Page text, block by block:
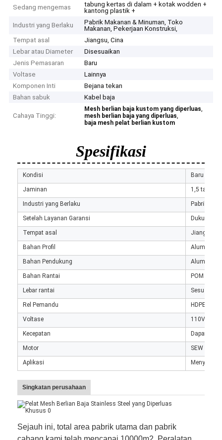
Sedang mengemas
tabung kertas di dalam + kotak wodden +
kantong plastik +
Industri yang Berlaku
Pabrik Makanan & Minuman, Toko
Makanan, Pekerjaan Konstruksi,
Tempat asal
Jiangsu, Cina
Lebar atau Diameter
Disesuaikan
Jenis Pemasaran
Baru
Voltase
Lainnya
Komponen Inti
Bejana tekan
Bahan sabuk
Kabel baja
Cahaya Tinggi:
Mesh berlian baja kustom yang diperluas,
mesh berlian baja yang diperluas,
baja mesh pelat berlian kustom
Spesifikasi
Kondisi Baru
Jaminan 1,5 tahun,
Industri yang Berlaku Pabrik
Setelah Layanan Garansi Dukungan
Tempat asal Jiangsu,
Bahan Profil Aluminium
Bahan Pendukung Aluminium
Bahan Rantai POM
Lebar rantai Sesuai
Rel Pemandu HDPE +
Voltase 110V/
Kecepatan Dapat
Motor SEW atau
Aplikasi
Singkatan perusahaan
Sejauh ini, total area pabrik utama dan pabrik